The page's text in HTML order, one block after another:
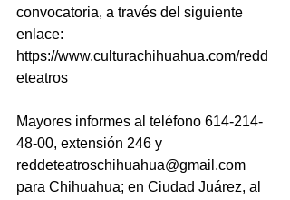
convocatoria, a través del siguiente
enlace:
https://www.culturachihuahua.com/redd
eteatros
Mayores informes al teléfono 614-214-
48-00, extensión 246 y
reddeteatroschihuahua@gmail.com
para Chihuahua; en Ciudad Juárez, al